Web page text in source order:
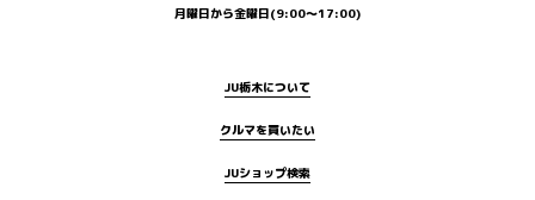
月曜日から金曜日(9:00～17:00)
JU栃木について
クルマを買いたい
JUショップ検索